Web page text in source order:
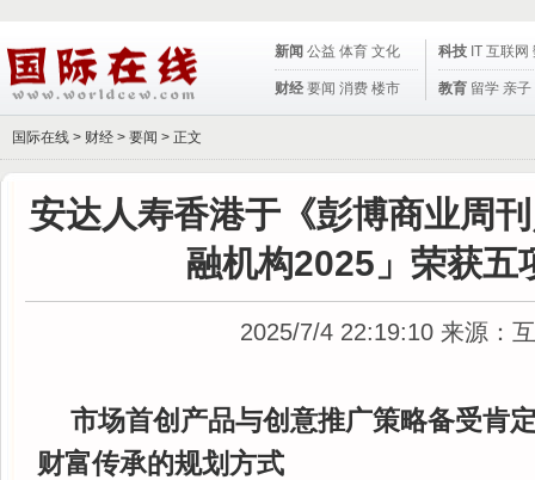
新闻 公益 体育 文化
财经 要闻 消费 楼市
科技 IT 互联网
教育 留学 亲子
国际在线 > 财经 > 要闻 > 正文
安达人寿香港于《彭博商业周
融机构2025」荣获五
2025/7/4 22:19:10 来源：
市场首创产品与创意推广策略备受肯
财富传承的规划方式